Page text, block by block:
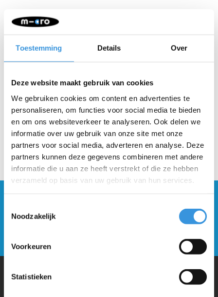
Toestemming Details Over
Deze website maakt gebruik van cookies
We gebruiken cookies om content en advertenties te
personaliseren, om functies voor social media te bieden
en om ons websiteverkeer te analyseren. Ook delen we
informatie over uw gebruik van onze site met onze
partners voor social media, adverteren en analyse. Deze
partners kunnen deze gegevens combineren met andere
informatie die u aan ze heeft verstrekt of die ze hebben
verzameld op basis van uw gebruik van hun services.
Noodzakelijk
Voorkeuren
Statistieken
- +
Gratis verzending vanaf €60
nieuwsbrief